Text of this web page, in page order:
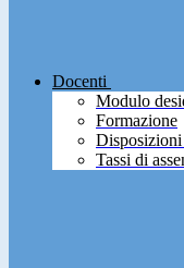
Docenti
Modulo
Formazione
Disposizioni
Tassi di